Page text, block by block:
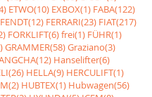
ETWO(10) EXBOX(1) FABA(122)
FENDT(12) FERRARI(23) FIAT(217)
FORKLIFT(6)frei(1) FÜHR(1)
GRAMMER(58)Graziano(3)
Hanselifter(6)
HELLA(9) HERCULIFT(1)
HUBTEX(1) Hubwagen(56)